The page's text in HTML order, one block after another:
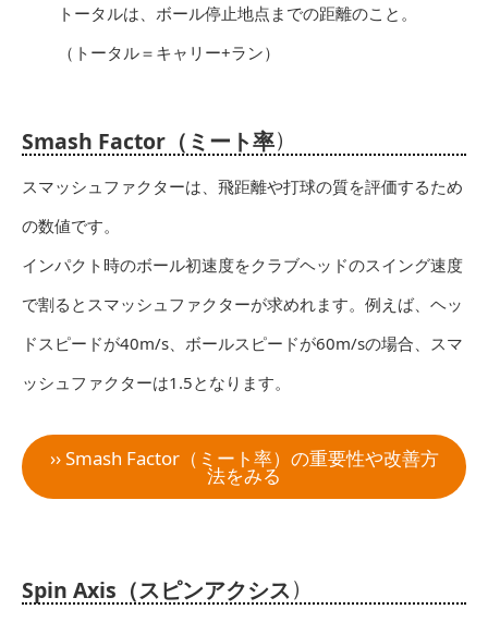
トータルは、ボール停止地点までの距離のこと。
（トータル＝キャリー+ラン）
Smash Factor（ミート率）
スマッシュファクターは、飛距離や打球の質を評価するため
の数値です。
インパクト時のボール初速度をクラブヘッドのスイング速度
で割るとスマッシュファクターが求めれます。例えば、ヘッ
ドスピードが40m/s、ボールスピードが60m/sの場合、スマ
ッシュファクターは1.5となります。
›› Smash Factor（ミート率）の重要性や改善方
法をみる
Spin Axis（スピンアクシス）